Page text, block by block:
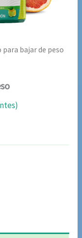
para bajar de peso